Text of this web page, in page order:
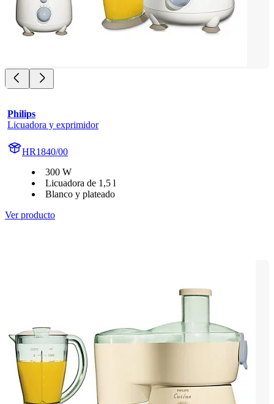
Philips
Licuadora y exprimidor
HR1840/00
300 W
Licuadora de 1,5 l
Blanco y plateado
Ver producto